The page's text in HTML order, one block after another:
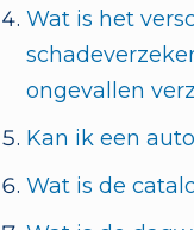
Wat is het
ongevallen
Kan ik een
Wat is de